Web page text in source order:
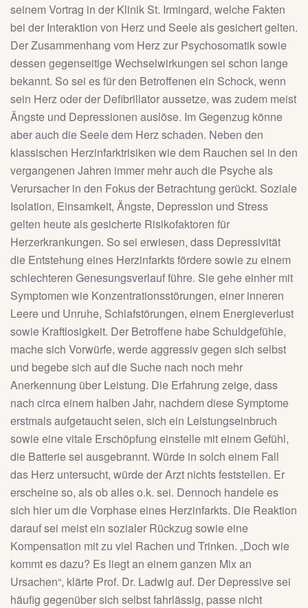
seinem Vortrag in der Klinik St. Irmingard, welche Fakten
bei der Interaktion von Herz und Seele als gesichert gelten.
Der Zusammenhang vom Herz zur Psychosomatik sowie
dessen gegenseitige Wechselwirkungen sei schon lange
bekannt. So sei es für den Betroffenen ein Schock, wenn
sein Herz oder der Defibrillator aussetze, was zudem meist
Ängste und Depressionen auslöse. Im Gegenzug könne
aber auch die Seele dem Herz schaden. Neben den
klassischen Herzinfarktrisiken wie dem Rauchen sei in den
vergangenen Jahren immer mehr auch die Psyche als
Verursacher in den Fokus der Betrachtung gerückt. Soziale
Isolation, Einsamkeit, Ängste, Depression und Stress
gelten heute als gesicherte Risikofaktoren für
Herzerkrankungen. So sei erwiesen, dass Depressivität
die Entstehung eines Herzinfarkts fördere sowie zu einem
schlechteren Genesungsverlauf führe. Sie gehe einher mit
Symptomen wie Konzentrationsstörungen, einer inneren
Leere und Unruhe, Schlafstörungen, einem Energieverlust
sowie Kraftlosigkeit. Der Betroffene habe Schuldgefühle,
mache sich Vorwürfe, werde aggressiv gegen sich selbst
und begebe sich auf die Suche nach noch mehr
Anerkennung über Leistung. Die Erfahrung zeige, dass
nach circa einem halben Jahr, nachdem diese Symptome
erstmals aufgetaucht seien, sich ein Leistungseinbruch
sowie eine vitale Erschöpfung einstelle mit einem Gefühl,
die Batterie sei ausgebrannt. Würde in solch einem Fall
das Herz untersucht, würde der Arzt nichts feststellen. Er
erscheine so, als ob alles o.k. sei. Dennoch handele es
sich hier um die Vorphase eines Herzinfarkts. Die Reaktion
darauf sei meist ein sozialer Rückzug sowie eine
Kompensation mit zu viel Rachen und Trinken. „Doch wie
kommt es dazu? Es liegt an einem ganzen Mix an
Ursachen“, klärte Prof. Dr. Ladwig auf. Der Depressive sei
häufig gegenüber sich selbst fahrlässig, passe nicht